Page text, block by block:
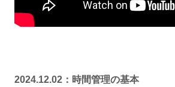
2024.12.02：時間管理の基本